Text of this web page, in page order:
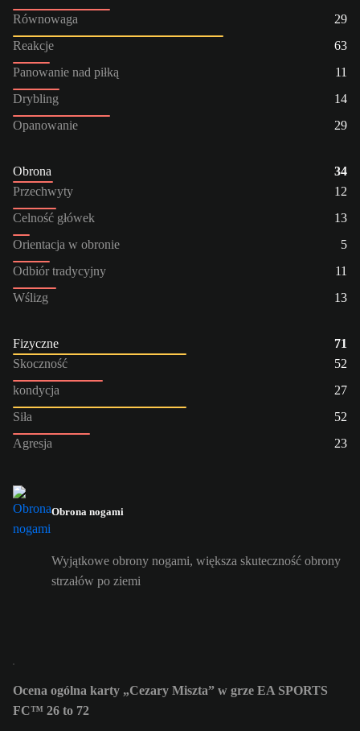
Równowaga
29
Reakcje
63
Panowanie nad piłką
11
Drybling
14
Opanowanie
29
Obrona
34
Przechwyty
12
Celność główek
13
Orientacja w obronie
5
Odbiór tradycyjny
11
Wślizg
13
Fizyczne
71
Skoczność
52
kondycja
27
Siła
52
Agresja
23
Obrona nogami
Wyjątkowe obrony nogami, większa skuteczność obrony
strzałów po ziemi
Ocena ogólna karty „Cezary Miszta” w grze EA SPORTS
FC™ 26 to 72